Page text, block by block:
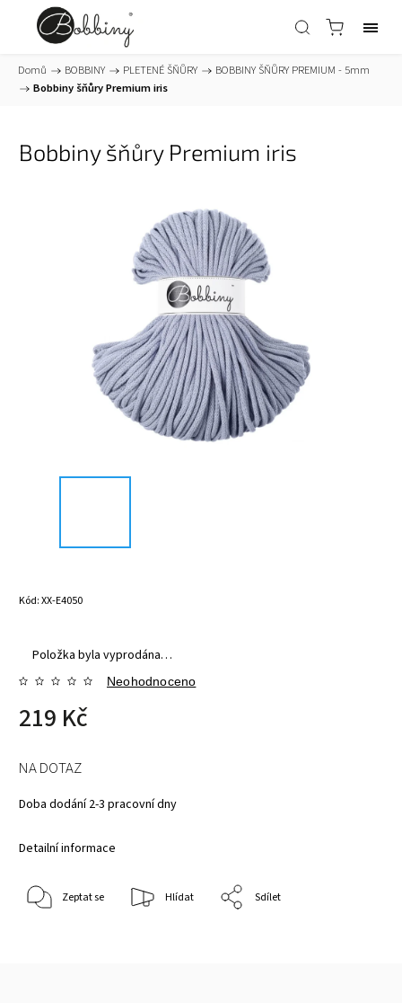
Domů / BOBBINY / PLETENÉ ŠŇŮRY /
BOBBINY ŠŇŮRY PREMIUM - 5mm
/
Bobbiny šňůry Premium iris
Bobbiny šňůry Premium iris
Kód:XX-E4050
Položka byla vyprodána…
Neohodnoceno
219 Kč
NA DOTAZ
Doba dodání 2-3 pracovní dny
Detailní informace
Zeptat se Hlídat Sdílet